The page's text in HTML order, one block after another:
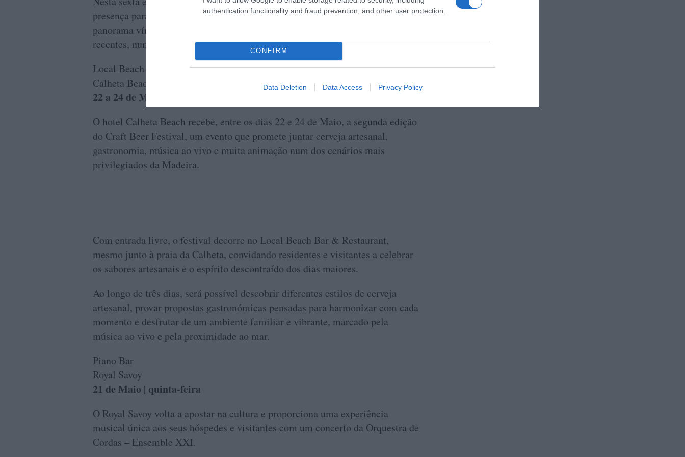
authentication functionality and fraud prevention, and other user protection.
CONFIRM
Data Deletion Data Access Privacy Policy
presença para dar a provar vinhos que refletem a diversidade e riqueza do
panorama vínico português — entre referências já consagradas e novidades
recentes, numa experiência pensada para explorar diferentes perfis.
Local Beach Bar & Restaurant
Calheta Beach
22 a 24 de Maio | sexta a domingo
O hotel Calheta Beach recebe, entre os dias 22 e 24 de Maio, a segunda edição
do Craft Beer Festival, um evento que promete juntar cerveja artesanal,
gastronomia, música ao vivo e muita animação num dos cenários mais
privilegiados da Madeira.
Com entrada livre, o festival decorre no Local Beach Bar & Restaurant,
mesmo junto à praia da Calheta, convidando residentes e visitantes a celebrar
os sabores artesanais e o espírito descontraído dos dias maiores.
Ao longo de três dias, será possível descobrir diferentes estilos de cerveja
artesanal, provar propostas gastronómicas pensadas para harmonizar com cada
momento e desfrutar de um ambiente familiar e vibrante, marcado pela
música ao vivo e pela proximidade ao mar.
Piano Bar
Royal Savoy
21 de Maio | quinta-feira
O Royal Savoy volta a apostar na cultura e proporciona uma experiência
musical única aos seus hóspedes e visitantes com um concerto da Orquestra de
Cordas – Ensemble XXI.